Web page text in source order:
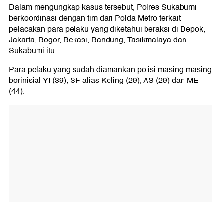
Dalam mengungkap kasus tersebut, Polres Sukabumi
berkoordinasi dengan tim dari Polda Metro terkait
pelacakan para pelaku yang diketahui beraksi di Depok,
Jakarta, Bogor, Bekasi, Bandung, Tasikmalaya dan
Sukabumi itu.
Para pelaku yang sudah diamankan polisi masing-masing
berinisial YI (39), SF alias Keling (29), AS (29) dan ME
(44).